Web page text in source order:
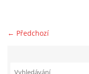
← Předchozí